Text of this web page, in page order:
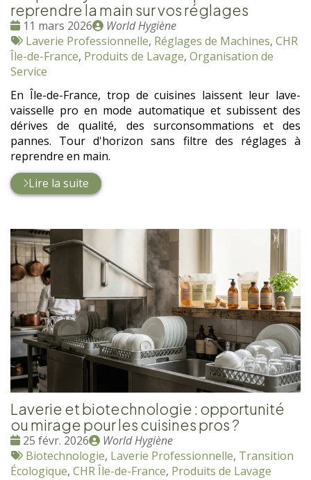
reprendre la main sur vos réglages
Date
:
11 mars 2026
Publié
par
World Hygiène
Tags
:
Laverie Professionnelle, Réglages de Machines, CHR
Île-de-France, Produits de Lavage, Organisation de
Service
En Île-de-France, trop de cuisines laissent leur lave-
vaisselle pro en mode automatique et subissent des
dérives de qualité, des surconsommations et des
pannes. Tour d'horizon sans filtre des réglages à
reprendre en main.
Lire la suite
Laverie et biotechnologie : opportunité
ou mirage pour les cuisines pros ?
Date
:
25 févr. 2026
Publié
par
World Hygiène
Tags
:
Biotechnologie, Laverie Professionnelle, Transition
Écologique, CHR Île-de-France, Produits de Lavage